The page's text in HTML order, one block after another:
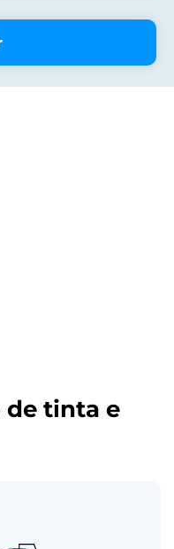
de tinta e